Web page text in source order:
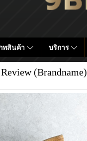
ทสินค้า บริการ
Review (Brandname)